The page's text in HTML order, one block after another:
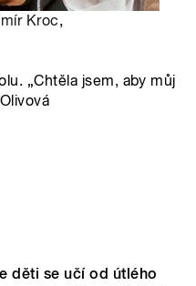
Kroc,
„Chtěla jsem, aby můj
děti se učí od útlého